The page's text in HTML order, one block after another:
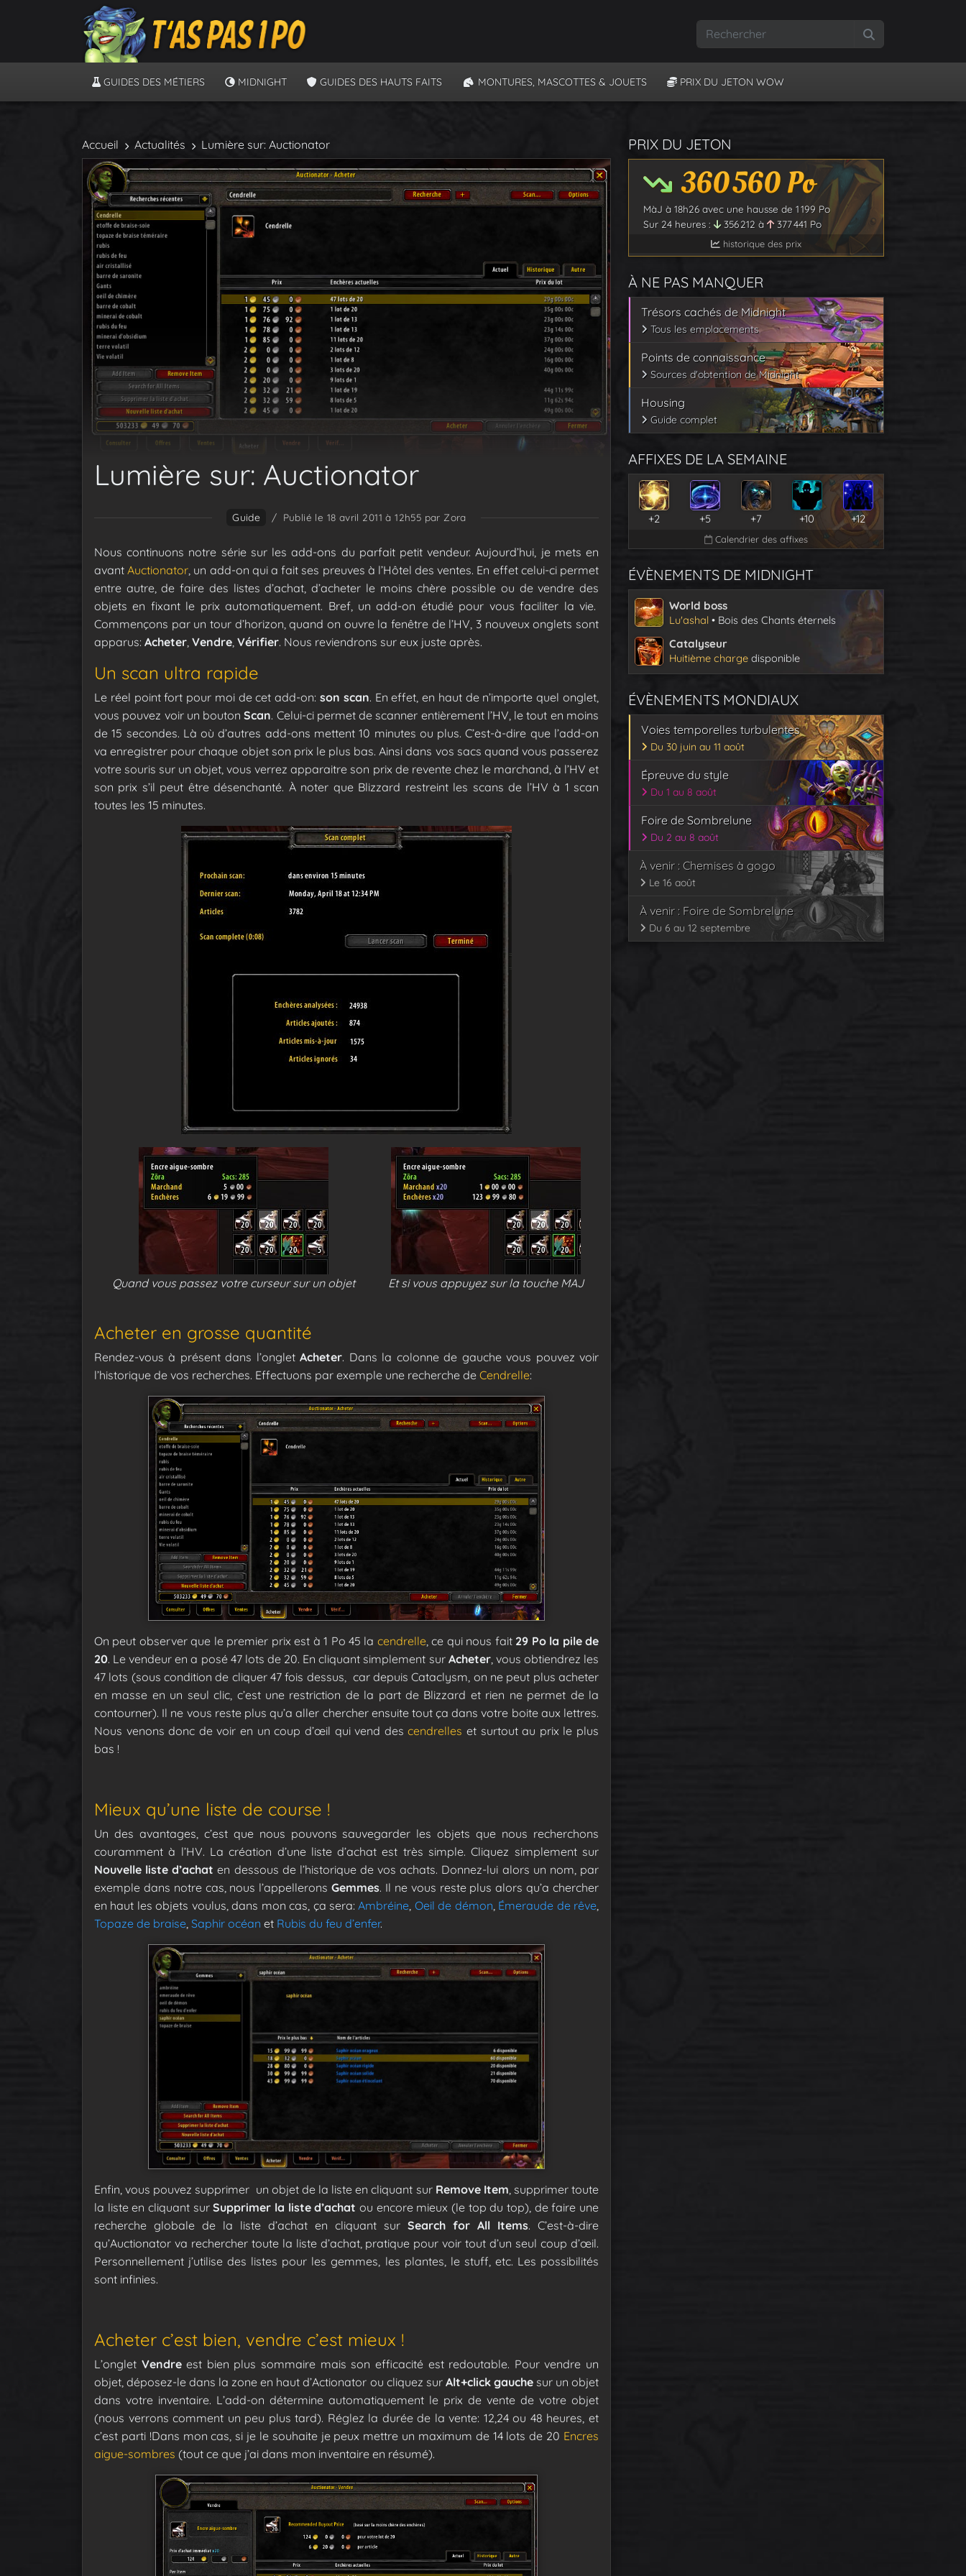
GUIDES DES MÉTIERS MIDNIGHT GUIDES DES HAUTS FAITS MONTURES, MASCOTTES & JOUETS PRIX DU JETON WOW
Accueil Actualités Lumière sur: Auctionator
Lumière sur: Auctionator
Guide / Publié le 18 avril 2011 à 12h55 par Zora
Nous continuons notre série sur les add-ons du parfait petit vendeur. Aujourd’hui, je mets en
avantAuctionator, un add-on qui a fait ses preuves à l’Hôtel des ventes. En effet celui-ci permet
entre autre, de faire des listes d’achat, d’acheter le moins chère possible ou de vendre des
objets en fixant le prix automatiquement. Bref, un add-on étudié pour vous faciliter la vie.
Commençons par un tour d’horizon, quand on ouvre la fenêtre de l’HV, 3 nouveux onglets sont
apparus: Acheter, Vendre, Vérifier. Nous reviendrons sur eux juste après.
Un scan ultra rapide
Le réel point fort pour moi de cet add-on: son scan. En effet, en haut de n’importe quel onglet,
vous pouvez voir un boutonScan. Celui-ci permet de scanner entièrement l’HV, le tout en moins
de 15 secondes. Là où d’autres add-ons mettent 10 minutes ou plus. C’est-à-dire que l’add-on
va enregistrer pour chaque objet son prix le plus bas. Ainsi dans vos sacs quand vous passerez
votre souris sur un objet, vous verrez apparaitre son prix de revente chez le marchand, à l’HV et
son prix s’il peut être désenchanté. À noter que Blizzard restreint les scans de l’HV à 1 scan
toutes les 15 minutes.
Quand vous passez votre curseur sur un objet Et si vous appuyez sur la touche MAJ
Acheter en grosse quantité
Rendez-vous à présent dans l’ongletAcheter. Dans la colonne de gauche vous pouvez voir
l’historique de vos recherches. Effectuons par exemple une recherche de Cendrelle:
On peut observer que le premier prix est à 1 Po 45 la cendrelle, ce qui nous fait 29 Po la pile de
20. Le vendeur en a posé 47 lots de 20. En cliquant simplement sur Acheter, vous obtiendrez les
47 lots (sous condition de cliquer 47 fois dessus, car depuis Cataclysm, on ne peut plus acheter
en masse en un seul clic, c’est une restriction de la part de Blizzard et rien ne permet de la
contourner). Il ne vous reste plus qu’a aller chercher ensuite tout ça dans votre boite aux lettres.
Nous venons donc de voir en un coup d’œil qui vend descendrelles et surtout au prix le plus
bas !
Mieux qu’une liste de course !
Un des avantages, c’est que nous pouvons sauvegarder les objets que nous recherchons
couramment à l’HV. La création d’une liste d’achat est très simple. Cliquez simplement sur
Nouvelle liste d’achat en dessous de l’historique de vos achats. Donnez-lui alors un nom, par
exemple dans notre cas, nous l’appelleronsGemmes. Il ne vous reste plus alors qu’a chercher
en haut les objets voulus, dans mon cas, ça sera:Ambréine Oeil de démon Émeraude de rêve
Topaze de braise Saphir océan et Rubis du feu d’enfer.
Enfin, vous pouvez supprimer un objet de la liste en cliquant sur Remove Item, supprimer toute
la liste en cliquant surSupprimer la liste d’achat ou encore mieux (le top du top), de faire une
recherche globale de la liste d’achat en cliquant sur Search for All Items. C’est-à-dire
qu’Auctionator va rechercher toute la liste d’achat, pratique pour voir tout d’un seul coup d’œil.
Personnellement j’utilise des listes pour les gemmes, les plantes, le stuff, etc. Les possibilités
sont infinies.
Acheter c’est bien, vendre c’est mieux !
L’onglet Vendreest bien plus sommaire mais son efficacité est redoutable. Pour vendre un
objet, déposez-le dans la zone en haut d’Actionator ou cliquez sur Alt+click gauchesur un objet
dans votre inventaire. L’add-on détermine automatiquement le prix de vente de votre objet
(nous verrons comment un peu plus tard). Réglez la durée de la vente: 12,24 ou 48 heures, et
c’est parti !Dans mon cas, si je le souhaite je peux mettre un maximum de 14 lots de 20 Encres
aigue-sombres (tout ce que j’ai dans mon inventaire en résumé).
PRIX DU JETON
360 560Po
MàJ à 18h26 avec une hausse de 1 199 Po
Sur 24 heures :
356 212 à 377 441 Po
historique des prix
À NE PAS MANQUER
Trésors cachés de Midnight
Tous les emplacements
Points de connaissance
Sources d'obtention de Midnight
Housing
Guide complet
AFFIXES DE LA SEMAINE
+2 +5 +7 +10 +12
Calendrier des affixes
ÉVÈNEMENTS DE MIDNIGHT
World boss
Lu'ashal • Bois des Chants éternels
Catalyseur
Huitième charge disponible
ÉVÈNEMENTS MONDIAUX
Voies temporelles turbulentes
Du 30 juin au 11 août
Épreuve du style
Du 1 au 8 août
Foire de Sombrelune
Du 2 au 8 août
À venir : Chemises à gogo
Le 16 août
À venir : Foire de Sombrelune
Du 6 au 12 septembre